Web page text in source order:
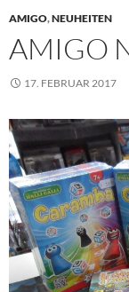
AMIGO,NEUHEITEN
AMIGO
17. FEBRUAR 2017